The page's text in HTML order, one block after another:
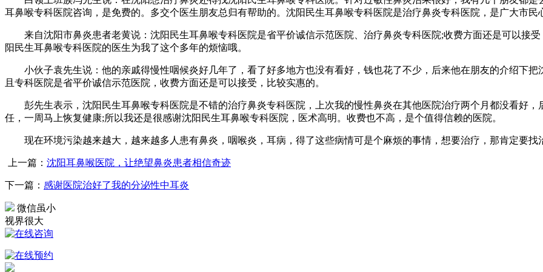
耳鼻喉专科医院咨询，是免费的。多交个医生朋友总归有帮助的。沈阳民生耳鼻喉专科医院是治疗鼻炎专科医院，是广大市民
来自沈阳市鼻炎患者老黄说：沈阳民生耳鼻喉专科医院是省平价诚信示范医院、治疗鼻炎专科医院;收费方面还是可以接
阳民生耳鼻喉专科医院的医生为我了这个多年的烦恼哦。
小伙子袁先生说：他的亲戚得慢性咽候炎好几年了，看了好多地方也没有看好，钱也花了不少，后来他在朋友的介绍下把
且专科医院是省平价诚信示范医院，收费方面还是可以接受，比较实惠的。
彭先生表示，沈阳民生耳鼻喉专科医院是不错的治疗鼻炎专科医院，上次我的慢性鼻炎在其他医院治疗两个月都没看好，
任，一周马上恢复健康;所以我还是很感谢沈阳民生耳鼻喉专科医院，医术高明。收费也不高，是个值得信赖的医院。
现在环境污染越来越大，越来越多人患有鼻炎，咽喉炎，耳病，得了这些病情可是个麻烦的事情，想要治疗，那肯定要找
上一篇： 沈阳耳鼻喉医院，让绝望鼻炎患者相信奇迹
下一篇： 感谢医院治好了我的分泌性中耳炎
微信虽小
视界很大